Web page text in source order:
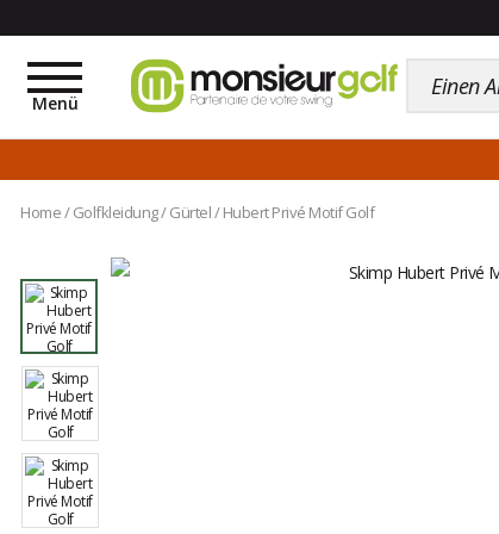
Toggle
navigation
Menü
Home/ Golfkleidung/Gürtel/Hubert Privé Motif Golf